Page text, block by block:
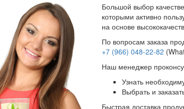
Большой выбор
которыми активно
на основе
По вопросам заказа
+7 (966) 048-22-82
Наш менеджер
Узнать
Выбрать и
Быстрая доставка